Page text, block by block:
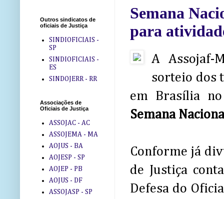
Semana
para
A Assojaf-
sorteio dos
em Brasília
Semana
Conforme já
de Justiça
Defesa do
Outros sindicatos de
oficiais de Justiça
SINDIOFICIAIS -
SP
SINDIOFICIAIS -
ES
SINDOJERR - RR
Associações de
Oficiais de Justiça
ASSOJAC - AC
ASSOJEMA - MA
AOJUS - BA
AOJESP - SP
AOJEP - PB
AOJUS - DF
ASSOJASP - SP